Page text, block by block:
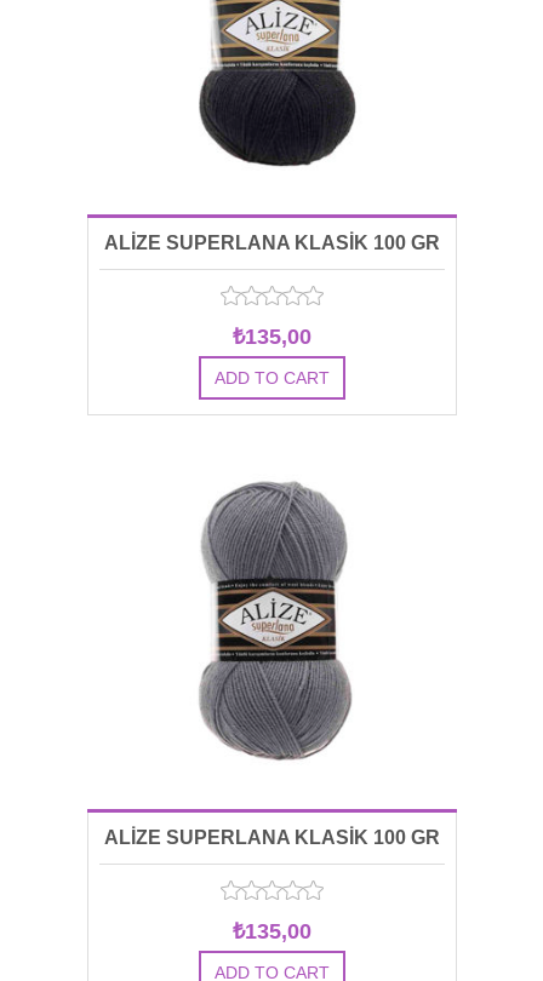
ALİZE SUPERLANA KLASİK 100 GR
00060
₺135,00
ALİZE SUPERLANA KLASİK 100 GR
00087
₺135,00